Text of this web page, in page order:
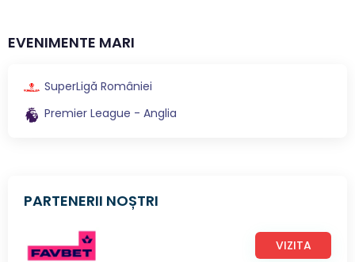
EVENIMENTE MARI
SuperLigă României
Premier League - Anglia
PARTENERII NOȘTRI
VIZITA